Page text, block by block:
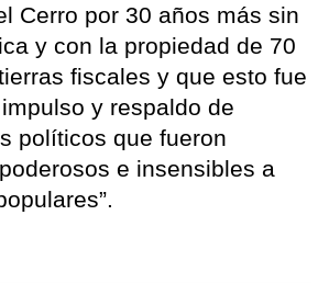
Cerro por 30 años más sin
y con la propiedad de 70
fiscales y que esto fue
y respaldo de
políticos que fueron
e insensibles a